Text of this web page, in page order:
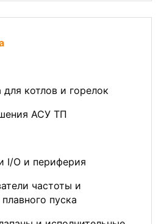
котлов и горелок
АСУ ТП
I/O и периферия
частоты и
пуска